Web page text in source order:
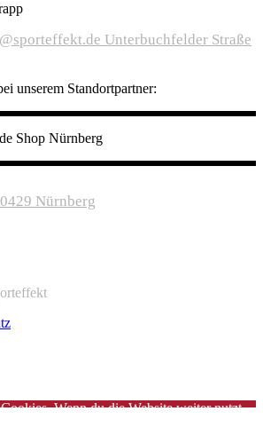
Unterbuchfelder Straße
unserem Standortpartner:
Shop Nürnberg
Nürnberg
Wenn du die Website weiter nutzt,